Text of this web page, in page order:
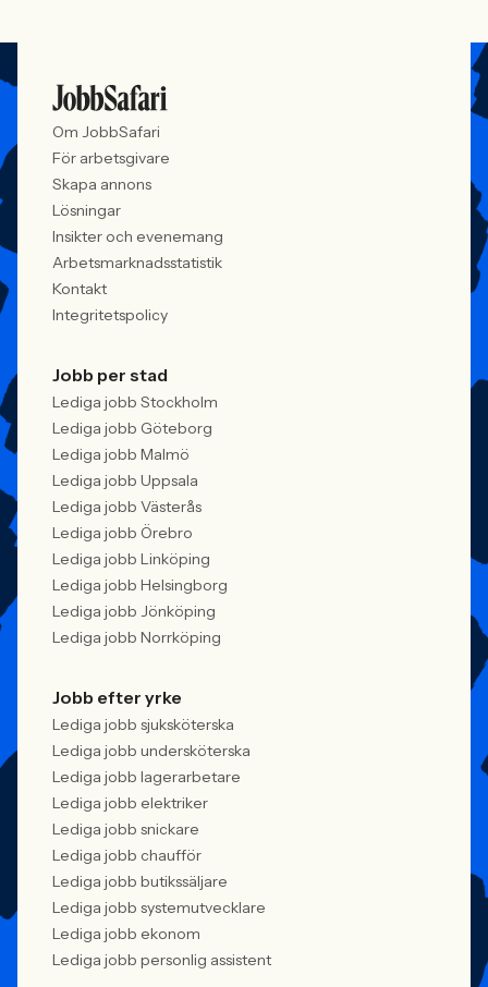
Om JobbSafari
För arbetsgivare
Skapa annons
Lösningar
Insikter och evenemang
Arbetsmarknadsstatistik
Kontakt
Integritetspolicy
Jobb per stad
Lediga jobb Stockholm
Lediga jobb Göteborg
Lediga jobb Malmö
Lediga jobb Uppsala
Lediga jobb Västerås
Lediga jobb Örebro
Lediga jobb Linköping
Lediga jobb Helsingborg
Lediga jobb Jönköping
Lediga jobb Norrköping
Jobb efter yrke
Lediga jobb sjuksköterska
Lediga jobb undersköterska
Lediga jobb lagerarbetare
Lediga jobb elektriker
Lediga jobb snickare
Lediga jobb chaufför
Lediga jobb butikssäljare
Lediga jobb systemutvecklare
Lediga jobb ekonom
Lediga jobb personlig assistent